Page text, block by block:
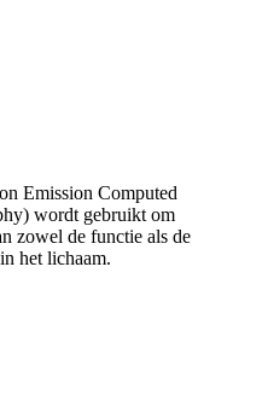
Emission Computed
wordt gebruikt om
zowel de functie als de
het lichaam.